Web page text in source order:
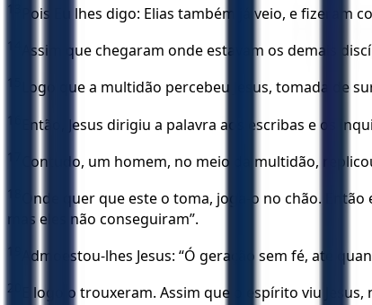
13 Pois Eu lhes digo: Elias também já veio, e fizeram
14 Assim que chegaram onde estavam os demais
15 Logo que a multidão percebeu Jesus, tomada de
16 Então, Jesus dirigiu a palavra aos escribas e os
17 Contudo, um homem, no meio da multidão,
18
Onde quer que este o toma, joga-o no chão.
mas eles não conseguiram”.
19 Admoestou-lhes Jesus: “Ó geração sem fé, até
20 E logo o trouxeram. Assim que o espírito viu